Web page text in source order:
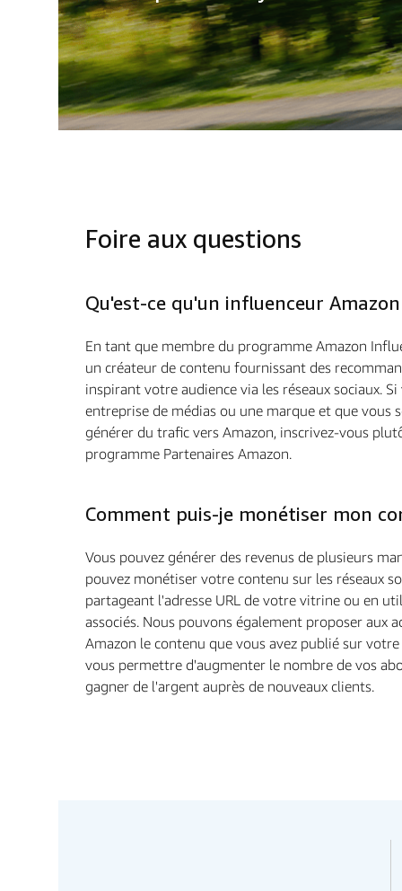
Foire aux questions
Qu'est-ce qu'un influenceur
En tant que membre du programme Amazon
un créateur de contenu fournissant des
inspirant votre audience via les réseaux sociaux.
entreprise de médias ou une marque et que vous
générer du trafic vers Amazon, inscrivez-vous
programme Partenaires Amazon.
Comment puis-je monétiser mon
Vous pouvez générer des revenus de plusieurs
pouvez monétiser votre contenu sur les réseaux
partageant l'adresse URL de votre vitrine ou en
associés. Nous pouvons également proposer aux
Amazon le contenu que vous avez publié sur
vous permettre d'augmenter le nombre de vos
gagner de l'argent auprès de nouveaux clients.